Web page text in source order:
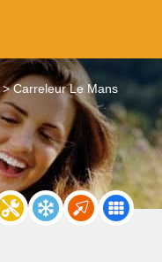
Carreleur Le Mans